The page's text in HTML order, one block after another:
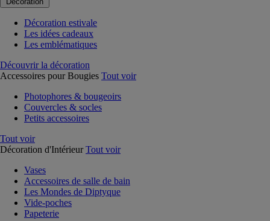
Décoration estivale
Les idées cadeaux
Les emblématiques
Découvrir la décoration
Accessoires pour Bougies Tout voir
Photophores & bougeoirs
Couvercles & socles
Petits accessoires
Tout voir
Décoration d'Intérieur Tout voir
Vases
Accessoires de salle de bain
Les Mondes de Diptyque
Vide-poches
Papeterie